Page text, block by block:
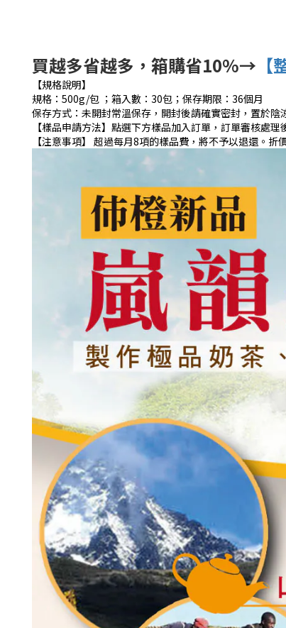
買越多省越多，箱購省10%→ 【
【規格說明】
規格：500g/包 ；箱入數：30包；保存期限：36個月
保存方式：未開封常溫保存，開封後請確實密封，置於陰
【樣品申請方法】點選下方樣品加入訂單，訂單審核處
【注意事項】 超過每月8項的樣品費，將不予以退還。折